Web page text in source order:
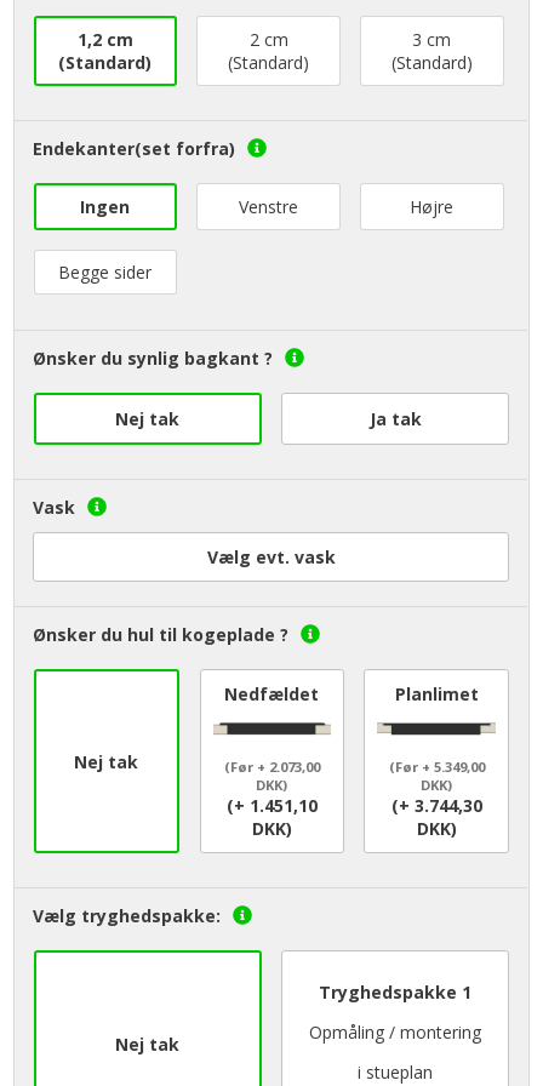
1,2 cm
(Standard)
2 cm
(Standard)
3 cm
(Standard)
Endekanter(set forfra)
Ingen Venstre Højre
Begge sider
Ønsker du synlig bagkant ?
Nej tak Ja tak
Vask
Vælg evt. vask
Ønsker du hul til kogeplade ?
Nej tak
Nedfældet
(Før + 2.073,00
DKK)
(+ 1.451,10
DKK)
Planlimet
(Før + 5.349,00
DKK)
(+ 3.744,30
DKK)
Vælg tryghedspakke:
Nej tak
Tryghedspakke 1
Opmåling / montering
i stueplan